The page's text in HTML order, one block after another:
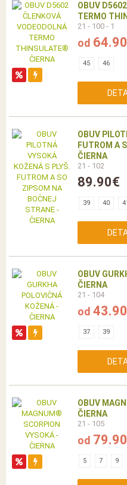
OBUV
TERMO
21 - 100 - 1
od
45 46
OBUV
FUTROM A
ČIERNA
21 - 102
89.90€
39 40
OBUV
ČIERNA
21 - 104
od
37 39
OBUV
ČIERNA
21 - 105
od
5 7 9